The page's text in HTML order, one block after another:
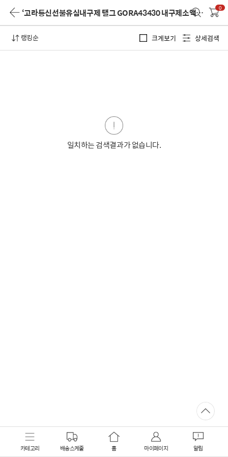
‘고라통신선불유심내구제 탤그 GORA43430 내구제소액당일대출 모바일비상금대출 신용회복중소액대출 고령군유심소액내구제 정식업체’ 0
랭킹순 크게보기 상세검색
일치하는 검색결과가 없습니다.
카테고리 배송스케줄 홈 마이페이지 알림